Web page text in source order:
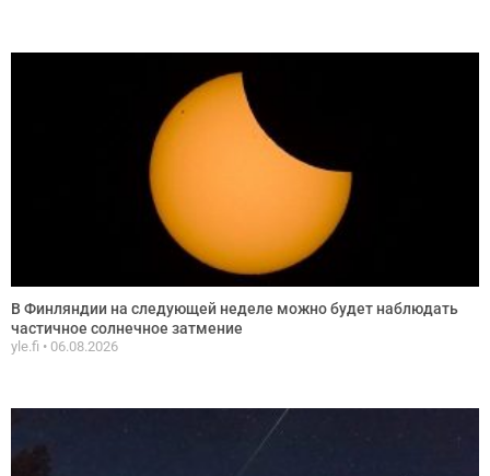
В Финляндии на следующей неделе можно будет наблюдать
частичное солнечное затмение
yle.fi 06.08.2026